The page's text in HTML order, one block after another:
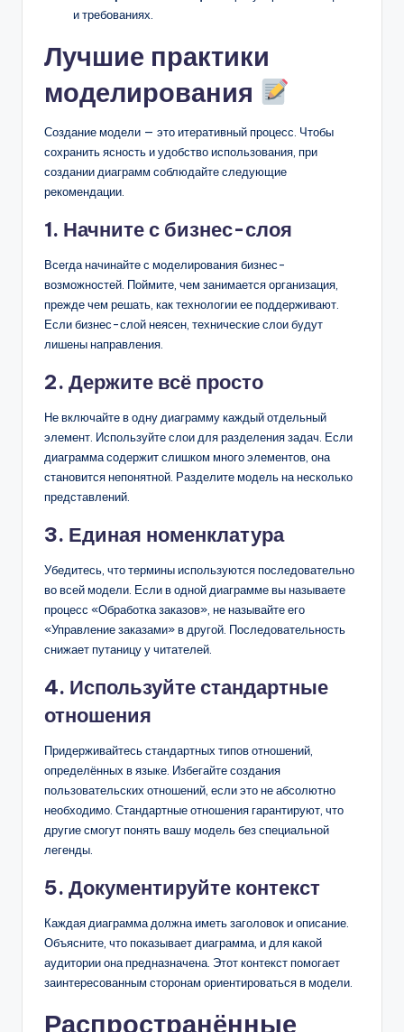
и требованиях.
Лучшие практики
моделирования
Создание модели — это итеративный процесс. Чтобы
сохранить ясность и удобство использования, при
создании диаграмм соблюдайте следующие
рекомендации.
1. Начните с бизнес-слоя
Всегда начинайте с моделирования бизнес-
возможностей. Поймите, чем занимается организация,
прежде чем решать, как технологии ее поддерживают.
Если бизнес-слой неясен, технические слои будут
лишены направления.
2. Держите всё просто
Не включайте в одну диаграмму каждый отдельный
элемент. Используйте слои для разделения задач. Если
диаграмма содержит слишком много элементов, она
становится непонятной. Разделите модель на несколько
представлений.
3. Единая номенклатура
Убедитесь, что термины используются последовательно
во всей модели. Если в одной диаграмме вы называете
процесс «Обработка заказов», не называйте его
«Управление заказами» в другой. Последовательность
снижает путаницу у читателей.
4. Используйте стандартные
отношения
Придерживайтесь стандартных типов отношений,
определённых в языке. Избегайте создания
пользовательских отношений, если это не абсолютно
необходимо. Стандартные отношения гарантируют, что
другие смогут понять вашу модель без специальной
легенды.
5. Документируйте контекст
Каждая диаграмма должна иметь заголовок и описание.
Объясните, что показывает диаграмма, и для какой
аудитории она предназначена. Этот контекст помогает
заинтересованным сторонам ориентироваться в модели.
Распространённые